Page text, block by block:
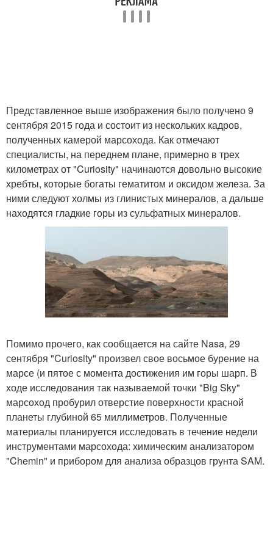
Представленное выше изображения было получено 9
сентября 2015 года и состоит из нескольких кадров,
полученных камерой марсохода. Как отмечают
специалисты, на переднем плане, примерно в трех
километрах от "Curiosity" начинаются довольно высокие
хребты, которые богаты гематитом и оксидом железа. За
ними следуют холмы из глинистых минералов, а дальше
находятся гладкие горы из сульфатных минералов.
Помимо прочего, как сообщается на сайте Nasa, 29
сентября "Curiosity" произвел свое восьмое бурение на
марсе (и пятое с момента достижения им горы шарп. В
ходе исследования так называемой точки "Big Sky"
марсоход пробурил отверстие поверхности красной
планеты глубиной 65 миллиметров. Полученные
материалы планируется исследовать в течение недели
инструментами марсохода: химическим анализатором
"Chemin" и прибором для анализа образцов грунта SAM.